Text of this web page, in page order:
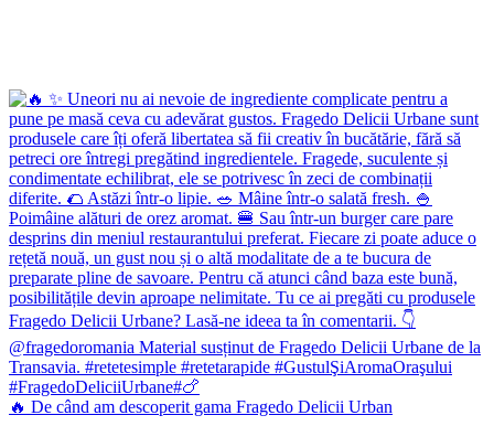
🔥 De când am descoperit gama Fragedo Delicii Urban